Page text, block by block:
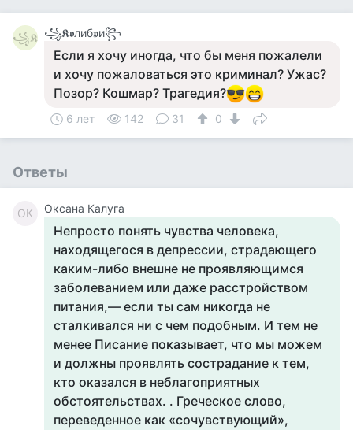
꧁𝕶 ꧁𝕶𝖔либ𝖕и꧂
Если я хочу иногда, что бы меня пожалели
и хочу пожаловаться это криминал? Ужас?
Позор? Кошмар? Трагедия?
6 лет 142 31 0
Ответы
ОК Оксана Калуга
Непросто понять чувства человека,
находящегося в депрессии, страдающего
каким-либо внешне не проявляющимся
заболеванием или даже расстройством
питания,— если ты сам никогда не
сталкивался ни с чем подобным. И тем не
менее Писание показывает, что мы можем
и должны проявлять сострадание к тем,
кто оказался в неблагоприятных
обстоятельствах. . Греческое слово,
переведенное как «сочувствующий»,